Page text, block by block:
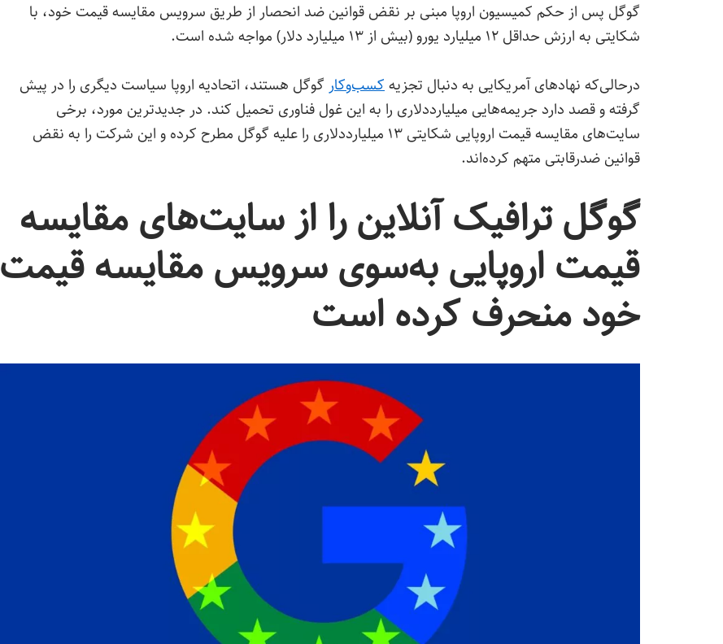
گوگل پس از حکم کمیسیون اروپا مبنی بر نقض قوانین ضد انحصار از طریق سرویس مقایسه قیمت خود، با
شکایتی به ارزش حداقل ۱۲ میلیارد یورو (بیش از ۱۳ میلیارد دلار) مواجه شده است.
درحالی‌که نهادهای آمریکایی به دنبال تجزیهکسب‌وکار گوگل هستند، اتحادیه اروپا سیاست دیگری را در پیش
گرفته و قصد دارد جریمه‌هایی میلیارددلاری را به این غول فناوری تحمیل کند. در جدیدترین مورد، برخی
سایت‌های مقایسه قیمت اروپایی شکایتی ۱۳ میلیارددلاری را علیه گوگل مطرح کرده و این شرکت را به نقض
قوانین ضدرقابتی متهم کرده‌اند.
گوگل ترافیک آنلاین را از سایت‌های مقایسه
قیمت اروپایی به‌سوی سرویس مقایسه قیمت
خود منحرف کرده است